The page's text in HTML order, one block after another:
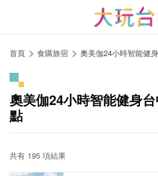
首頁 食購旅宿 奧美伽24小時智能健
奧美伽24小時智能健身
點
共有 195 項結果